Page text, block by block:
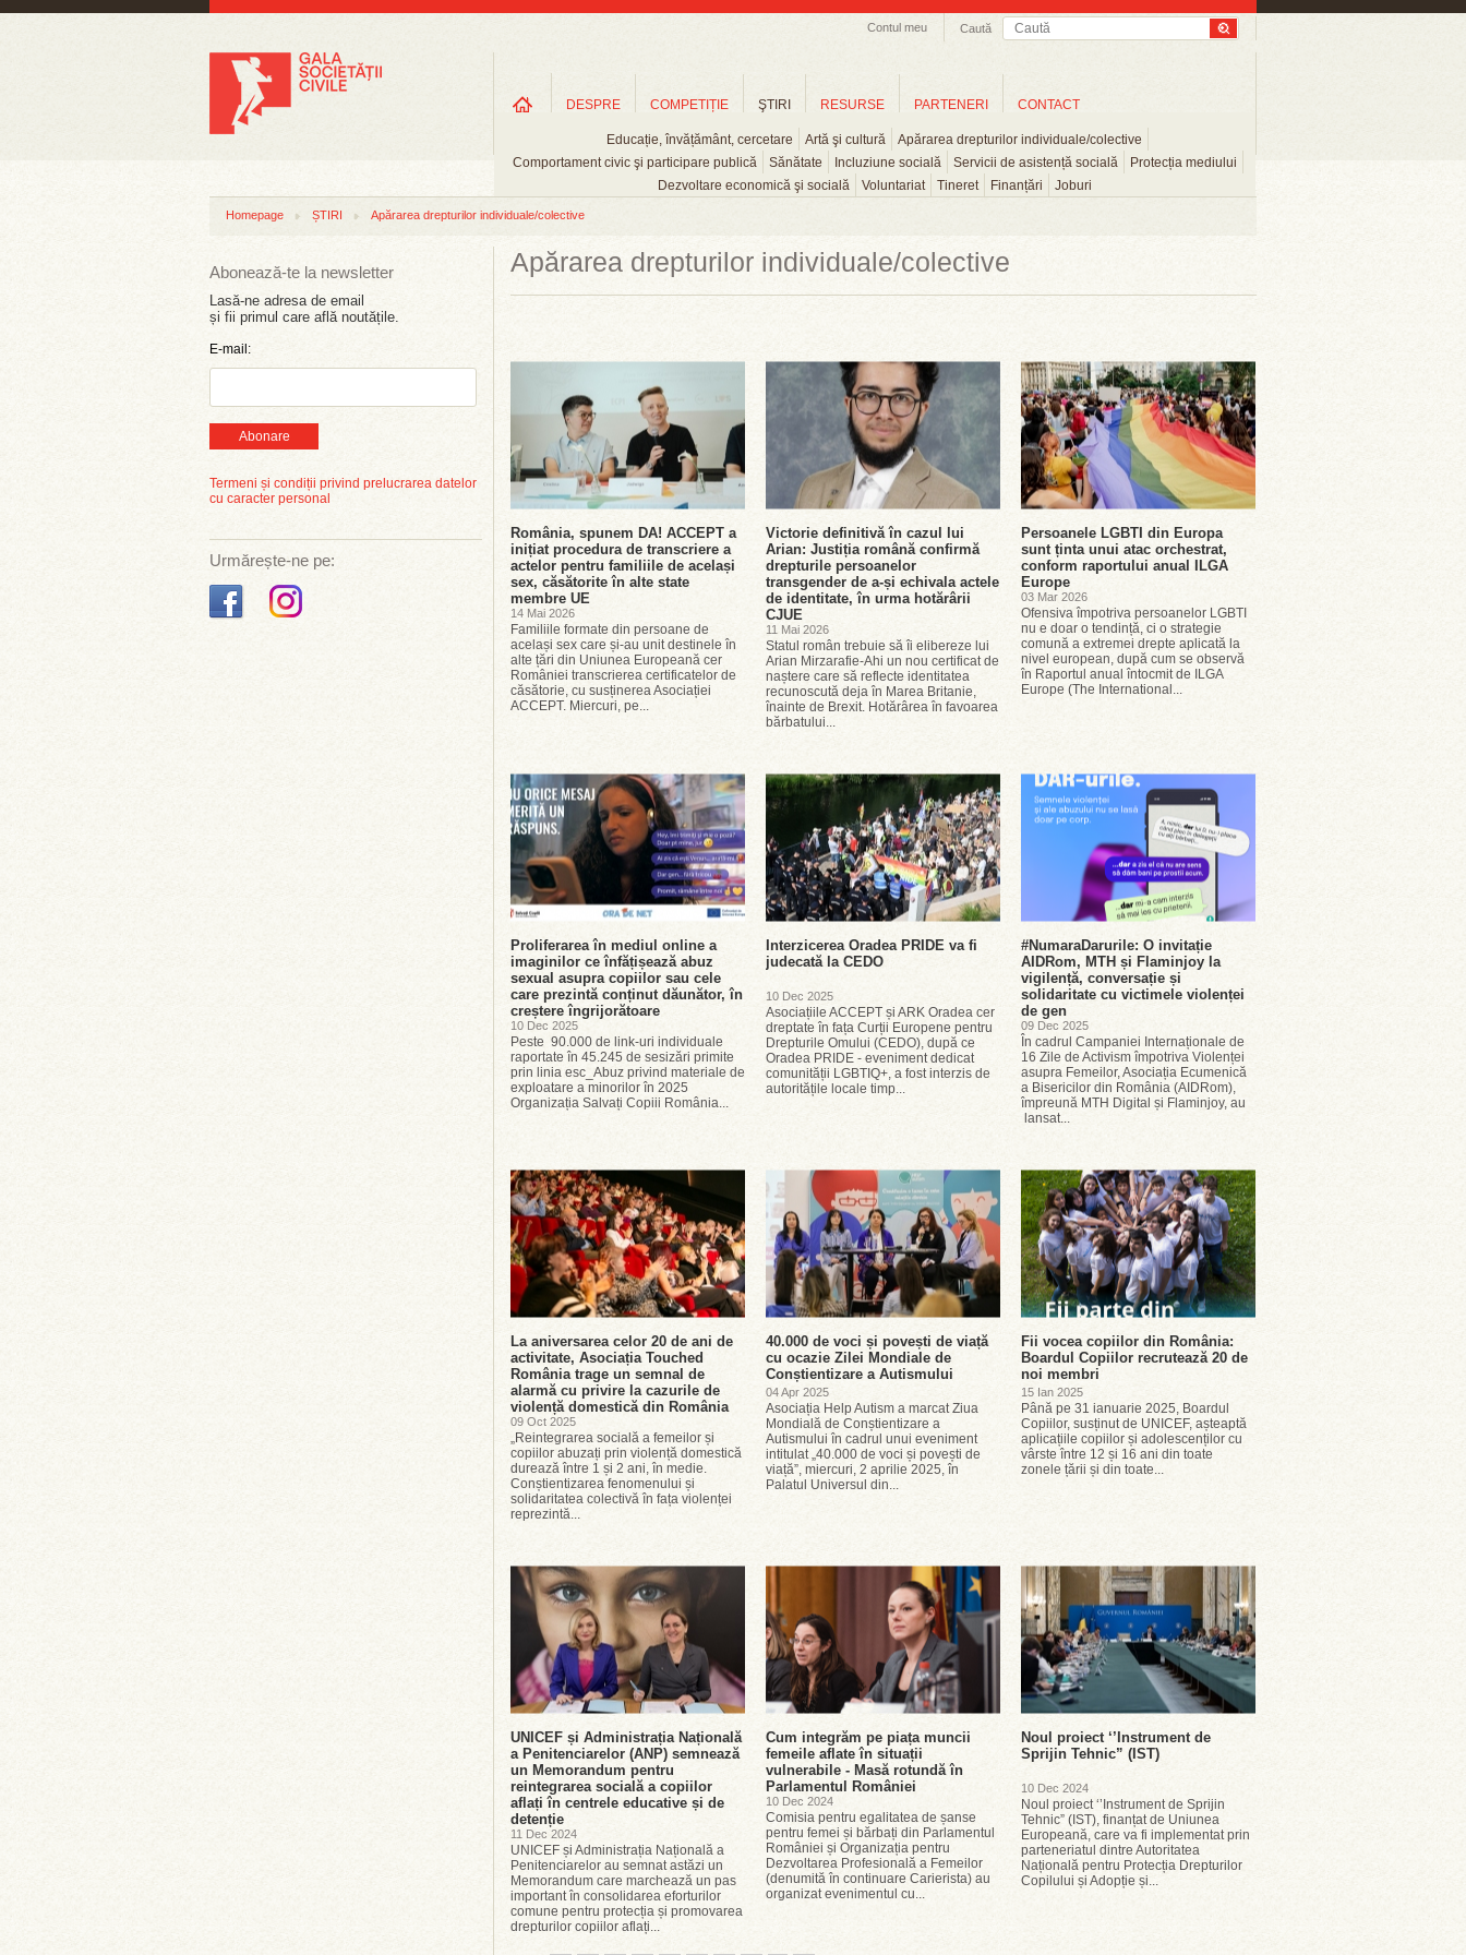
Caută
Contul meu
DESPRE COMPETIȚIE ŞTIRI
Educație, învățământ, cercetare Artă şi cultură
Apărarea drepturilor individuale/colective
Comportament civic şi participare publică
Sănătate Incluziune socială Servicii de asistență socială
Protecția mediului
Dezvoltare economică şi socială
Voluntariat Tineret Finanțări Joburi
RESURSE PARTENERI CONTACT
Homepage ȘTIRI Apărarea drepturilor individuale/colective
Abonează-te la newsletter
Lasă-ne adresa de email
și fii primul care află noutățile.
E-mail:
Abonare
Termeni și condiții privind prelucrarea datelor
cu caracter personal
Urmărește-ne pe:
Apărarea drepturilor individuale/colective
România, spunem DA! ACCEPT a
inițiat procedura de transcriere a
actelor pentru familiile de același
sex, căsătorite în alte state
membre UE
14 Mai 2026
Familiile formate din persoane de
același sex care și-au unit destinele în
alte țări din Uniunea Europeană cer
României transcrierea certificatelor de
căsătorie, cu susținerea Asociației
ACCEPT. Miercuri, pe...
Victorie definitivă în cazul lui
Arian: Justiția română confirmă
drepturile persoanelor
transgender de a-și echivala actele
de identitate, în urma hotărârii
CJUE
11 Mai 2026
Statul român trebuie să îi elibereze lui
Arian Mirzarafie-Ahi un nou certificat de
naștere care să reflecte identitatea
recunoscută deja în Marea Britanie,
înainte de Brexit. Hotărârea în favoarea
bărbatului...
Persoanele LGBTI din Europa
sunt ținta unui atac orchestrat,
conform raportului anual ILGA
Europe
03 Mar 2026
Ofensiva împotriva persoanelor LGBTI
nu e doar o tendință, ci o strategie
comună a extremei drepte aplicată la
nivel european, după cum se observă
în Raportul anual întocmit de ILGA
Europe (The International...
Proliferarea în mediul online a
imaginilor ce înfățișează abuz
sexual asupra copiilor sau cele
care prezintă conținut dăunător, în
creștere îngrijorătoare
10 Dec 2025
Peste 90.000 de link-uri individuale
raportate în 45.245 de sesizări primite
prin linia esc_Abuz privind materiale de
exploatare a minorilor în 2025
Organizația Salvați Copiii România...
Interzicerea Oradea PRIDE va fi
judecată la CEDO
10 Dec 2025
Asociațiile ACCEPT și ARK Oradea cer
dreptate în fața Curții Europene pentru
Drepturile Omului (CEDO), după ce
Oradea PRIDE - eveniment dedicat
comunității LGBTIQ+, a fost interzis de
autoritățile locale timp...
#NumaraDarurile: O invitație
AIDRom, MTH și Flaminjoy la
vigilență, conversație și
solidaritate cu victimele violenței
de gen
09 Dec 2025
În cadrul Campaniei Internaționale de
16 Zile de Activism împotriva Violenței
asupra Femeilor, Asociația Ecumenică
a Bisericilor din România (AIDRom),
împreună MTH Digital și Flaminjoy, au
lansat...
La aniversarea celor 20 de ani de
activitate, Asociația Touched
România trage un semnal de
alarmă cu privire la cazurile de
violență domestică din România
09 Oct 2025
„Reintegrarea socială a femeilor și
copiilor abuzați prin violență domestică
durează între 1 și 2 ani, în medie.
Conștientizarea fenomenului și
solidaritatea colectivă în fața violenței
reprezintă...
40.000 de voci și povești de viață
cu ocazie Zilei Mondiale de
Conștientizare a Autismului
04 Apr 2025
Asociația Help Autism a marcat Ziua
Mondială de Conștientizare a
Autismului în cadrul unui eveniment
intitulat „40.000 de voci și povești de
viață”, miercuri, 2 aprilie 2025, în
Palatul Universul din...
Fii vocea copiilor din România:
Boardul Copiilor recrutează 20 de
noi membri
15 Ian 2025
Până pe 31 ianuarie 2025, Boardul
Copiilor, susținut de UNICEF, așteaptă
aplicațiile copiilor și adolescenților cu
vârste între 12 și 16 ani din toate
zonele țării și din toate...
UNICEF și Administrația Națională
a Penitenciarelor (ANP) semnează
un Memorandum pentru
reintegrarea socială a copiilor
aflați în centrele educative și de
detenție
11 Dec 2024
UNICEF și Administrația Națională a
Penitenciarelor au semnat astăzi un
Memorandum care marchează un pas
important în consolidarea eforturilor
comune pentru protecția și promovarea
drepturilor copiilor aflați...
Cum integrăm pe piața muncii
femeile aflate în situații
vulnerabile - Masă rotundă în
Parlamentul României
10 Dec 2024
Comisia pentru egalitatea de șanse
pentru femei și bărbați din Parlamentul
României și Organizația pentru
Dezvoltarea Profesională a Femeilor
(denumită în continuare Carierista) au
organizat evenimentul cu...
Noul proiect ‘’Instrument de
Sprijin Tehnic” (IST)
10 Dec 2024
Noul proiect ‘’Instrument de Sprijin
Tehnic” (IST), finanțat de Uniunea
Europeană, care va fi implementat prin
parteneriatul dintre Autoritatea
Națională pentru Protecția Drepturilor
Copilului și Adopție și...